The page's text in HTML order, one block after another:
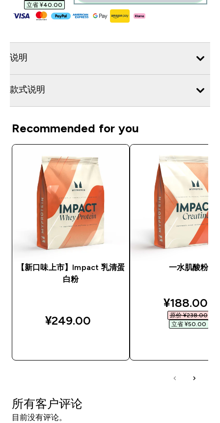
立省 ¥40.00‎
说明
款式说明
Recommended for you
【新口味上市】Impact 乳清蛋
白粉
¥249.00‎
一水肌酸粉
¥188.00‎
原价 ¥238.00‎
立省 ¥50.00‎
所有客户评论
目前没有评论。